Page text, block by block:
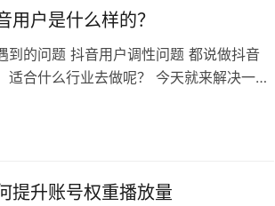
用户是什么样的？
到的问题 抖音用户调性问题 都说做抖音
合什么行业去做呢？ 今天就来解决一下
提升账号权重播放量